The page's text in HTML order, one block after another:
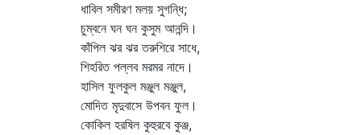
ধাবিল সমীরণ মলয় সুগন্ধি;
চুম্বনে ঘন ঘন কুসুম আনন্দি।
কাঁপিল ঝর ঝর তরুশিরে সাধে,
শিহরিত পল্লব মরমর নাদে।
হাসিল ফুলকুল মঞ্জুল মঞ্জুল,
মোদিত মৃদুবাসে উপবন ফুল।
কোকিল হরষিল কুহুরবে কুঞ্জ,